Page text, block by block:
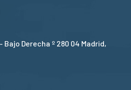
Bajo Derecha º 280 04 Madrid,